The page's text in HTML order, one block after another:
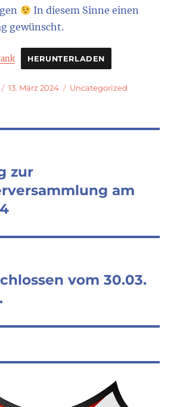
In diesem Sinne einen
gewünscht.
HERUNTERLADEN
Veröffentlicht
13. März 2024 Kategorien
Uncategorized
zur
am
vom 30.03.